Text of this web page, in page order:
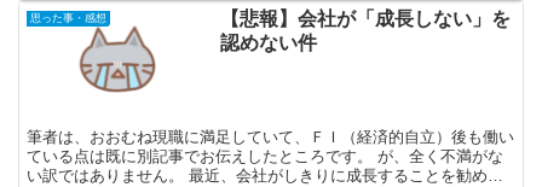
思った事・感想
【悲報】会社が「成長しない」を
認めない件
筆者は、おおむね現職に満足していて、ＦＩ（経済的自立）後も働い
ている点は既に別記事でお伝えしたところです。 が、全く不満がな
い訳ではありません。 最近、会社がしきりに成長することを勧めて